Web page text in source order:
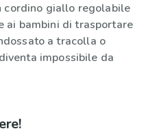
cordino giallo regolabile
ai bambini di trasportare
a tracolla o
impossibile da